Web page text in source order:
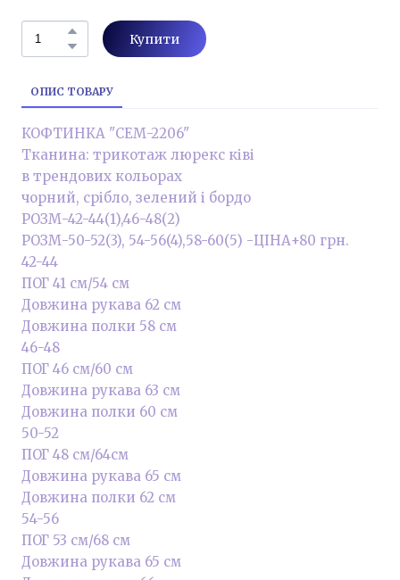
Купити
ОПИС ТОВАРУ
КОФТИНКА "СЕМ-2206"
Тканина: трикотаж люрекс ківі
в трендових кольорах
чорний, срібло, зелений і бордо
РОЗМ-42-44(1),46-48(2)
РОЗМ-50-52(3), 54-56(4),58-60(5) -ЦІНА+80 грн.
42-44
ПОГ 41 см/54 см
Довжина рукава 62 см
Довжина полки 58 см
46-48
ПОГ 46 см/60 см
Довжина рукава 63 см
Довжина полки 60 см
50-52
ПОГ 48 см/64см
Довжина рукава 65 см
Довжина полки 62 см
54-56
ПОГ 53 см/68 см
Довжина рукава 65 см